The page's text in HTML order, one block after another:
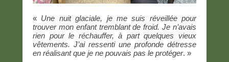
« Une nuit glaciale, je me suis réveillée pour
trouver mon enfant tremblant de froid. Je n’avais
rien pour le réchauffer, à part quelques vieux
vêtements. J’ai ressenti une profonde détresse
en réalisant que je ne pouvais pas le protéger. »